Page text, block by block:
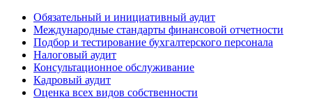
Обязательный и инициативный аудит
Международные стандарты финансовой отчетности
Подбор и тестирование бухгалтерского персонала
Налоговый аудит
Консультационное обслуживание
Кадровый аудит
Оценка всех видов собственности